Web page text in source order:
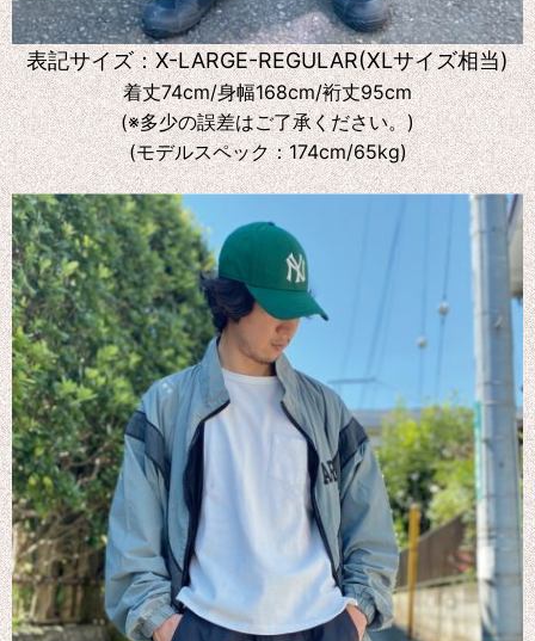
表記サイズ：X-LARGE-REGULAR(XLサイズ相当)
着丈74cm/身幅168cm/裄丈95cm
(※多少の誤差はご了承ください。)
(モデルスペック：174cm/65kg)